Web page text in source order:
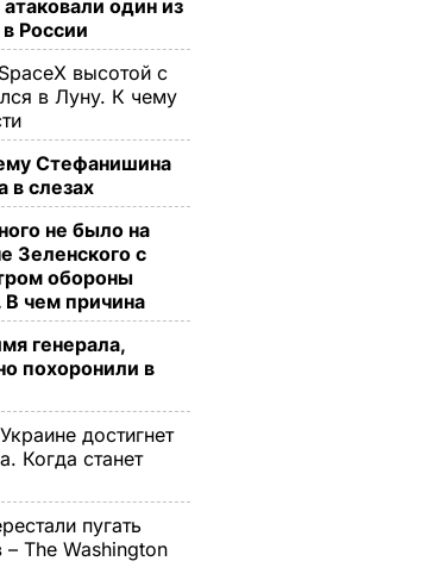
один из
России
высотой с
в Луну. К чему
Стефанишина
в слезах
не было на
Зеленского с
обороны
В чем причина
генерала,
похоронили в
достигнет
Когда станет
пугать
The Washington